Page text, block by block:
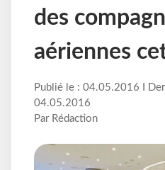
des
aériennes
Publié le : 04.05.2016 I
04.05.2016
Par Rédaction